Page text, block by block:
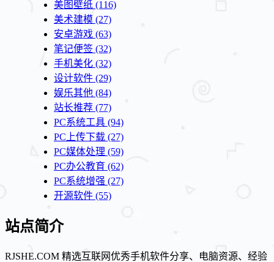
美图壁纸 (116)
美术建模 (27)
安卓游戏 (63)
笔记便签 (32)
手机美化 (32)
设计软件 (29)
娱乐其他 (84)
站长推荐 (77)
PC系统工具 (94)
PC上传下载 (27)
PC媒体处理 (59)
PC办公教育 (62)
PC系统增强 (27)
开源软件 (55)
站点简介
RJSHE.COM 精选互联网优秀手机软件分享、电脑资源、经验